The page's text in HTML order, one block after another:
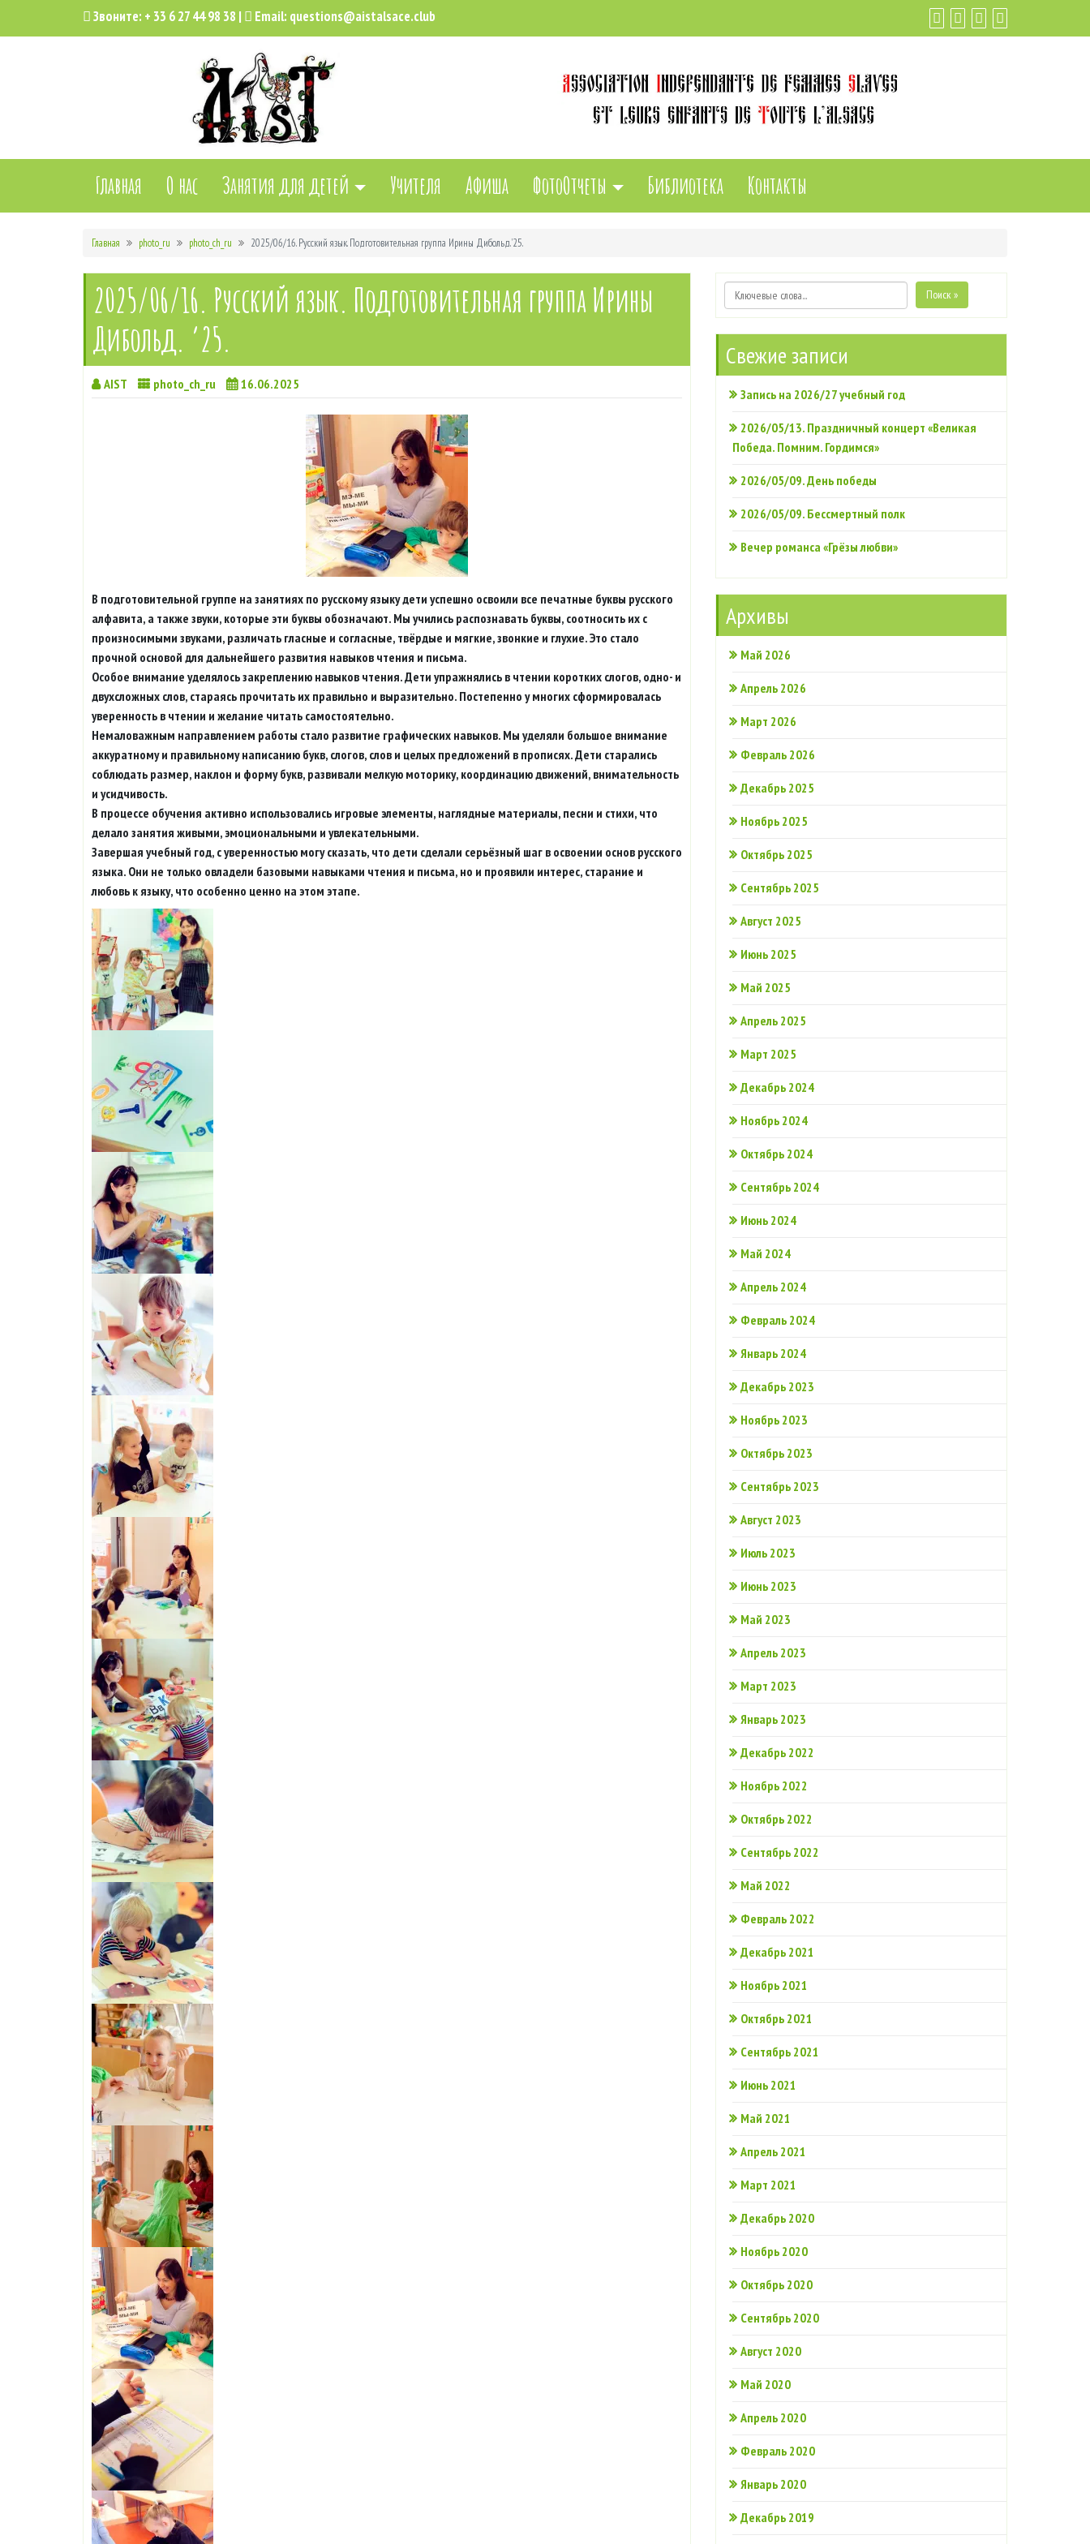
Звоните: + 33 6 27 44 98 38 | Email: questions@aistalsace.club
Главная О нас Занятия для детей Учителя Афиша ФотоОтчеты Библиотека Контакты
Главная photo_ru photo_ch_ru 2025/06/16. Русский язык. Подготовительная группа Ирины Дибольд. ’25.
2025/06/16. Русский язык. Подготовительная группа Ирины
Дибольд. ’25.
AIST photo_ch_ru 16.06.2025
В подготовительной группе на занятиях по русскому языку дети успешно освоили все печатные буквы русского
алфавита, а также звуки, которые эти буквы обозначают. Мы учились распознавать буквы, соотносить их с
произносимыми звуками, различать гласные и согласные, твёрдые и мягкие, звонкие и глухие. Это стало
прочной основой для дальнейшего развития навыков чтения и письма.
Особое внимание уделялось закреплению навыков чтения. Дети упражнялись в чтении коротких слогов, одно- и
двухсложных слов, стараясь прочитать их правильно и выразительно. Постепенно у многих сформировалась
уверенность в чтении и желание читать самостоятельно.
Немаловажным направлением работы стало развитие графических навыков. Мы уделяли большое внимание
аккуратному и правильному написанию букв, слогов, слов и целых предложений в прописях. Дети старались
соблюдать размер, наклон и форму букв, развивали мелкую моторику, координацию движений, внимательность
и усидчивость.
В процессе обучения активно использовались игровые элементы, наглядные материалы, песни и стихи, что
делало занятия живыми, эмоциональными и увлекательными.
Завершая учебный год, с уверенностью могу сказать, что дети сделали серьёзный шаг в освоении основ русского
языка. Они не только овладели базовыми навыками чтения и письма, но и проявили интерес, старание и
любовь к языку, что особенно ценно на этом этапе.
Поиск »
Свежие записи
Запись на 2026/27 учебный год
2026/05/13. Праздничный концерт «Великая
Победа. Помним. Гордимся»
2026/05/09. День победы
2026/05/09. Бессмертный полк
Вечер романса «Грёзы любви»
Архивы
Май 2026
Апрель 2026
Март 2026
Февраль 2026
Декабрь 2025
Ноябрь 2025
Октябрь 2025
Сентябрь 2025
Август 2025
Июнь 2025
Май 2025
Апрель 2025
Март 2025
Декабрь 2024
Ноябрь 2024
Октябрь 2024
Сентябрь 2024
Июнь 2024
Май 2024
Апрель 2024
Февраль 2024
Январь 2024
Декабрь 2023
Ноябрь 2023
Октябрь 2023
Сентябрь 2023
Август 2023
Июль 2023
Июнь 2023
Май 2023
Апрель 2023
Март 2023
Январь 2023
Декабрь 2022
Ноябрь 2022
Октябрь 2022
Сентябрь 2022
Май 2022
Февраль 2022
Декабрь 2021
Ноябрь 2021
Октябрь 2021
Сентябрь 2021
Июнь 2021
Май 2021
Апрель 2021
Март 2021
Декабрь 2020
Ноябрь 2020
Октябрь 2020
Сентябрь 2020
Август 2020
Май 2020
Апрель 2020
Февраль 2020
Январь 2020
Декабрь 2019